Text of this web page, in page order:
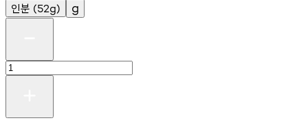
인분 (52g) g